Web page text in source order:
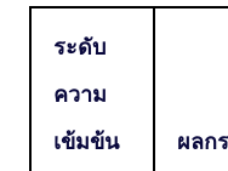
ระดับ
ความ
เข้มข้น
ผลก